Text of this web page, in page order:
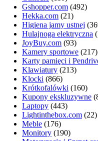
Gshopper.com (492)
Hekka.com (21)
Higiena jamy ustnej
Hulajnoga elektryczna
JoyBuy.com (93)
Kamery sportowe (217)
Karty pamięci i
Klawiatury (213)
Klocki (866)
Krótkofalówki (160)
Kupony ekskluzywne
Laptopy (443)
Lightinthebox.com (22)
Meble (176)
Monitory (190)